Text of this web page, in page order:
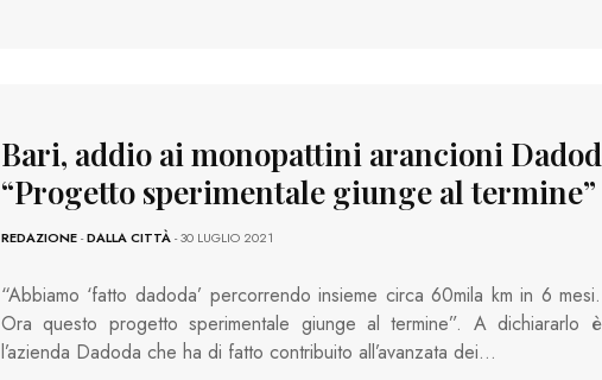
Bari, addio ai monopattini arancioni
“Progetto sperimentale giunge al termine”
REDAZIONE-DALLA CITTÀ- 30 LUGLIO 2021
“Abbiamo ‘fatto dadoda’ percorrendo insieme circa 60mila km in 6 mesi.
Ora questo progetto sperimentale giunge al termine”. A dichiararlo è
l’azienda Dadoda che ha di fatto contribuito all’avanzata dei…